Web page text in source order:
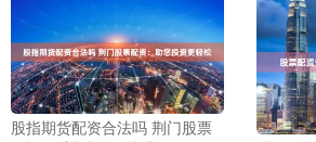
股指期货配资合法吗 荆门股票